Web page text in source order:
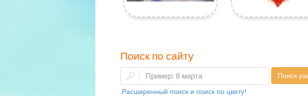
Поиск по сайту
Поиск
Расширенный поиск и поиск по цвету!